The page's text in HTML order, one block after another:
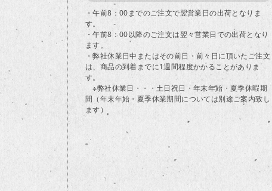
・午前8：00までのご注文で翌営業日の出荷となりま
す。
・午前8：00以降のご注文は翌々営業日での出荷となり
ます。
・弊社休業日中またはその前日・前々日に頂いたご注文
は、商品の到着までに1週間程度かかることがありま
す。
※弊社休業日・・・土日祝日・年末年始・夏季休暇期
間（年末年始・夏季休業期間については別途ご案内致し
ます）